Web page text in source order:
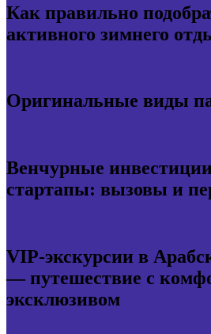
Как правильно
активного зимнего
Оригинальные виды
Венчурные
стартапы: вызовы и
VIP-экскурсии в
— путешествие с
эксклюзивом